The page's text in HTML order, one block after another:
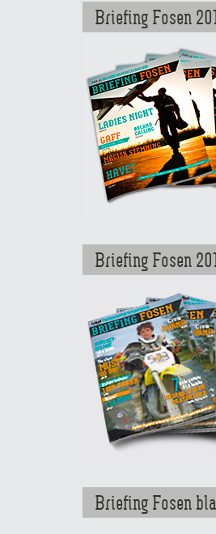
Briefing Fosen
Briefing Fosen
Briefing Fosen